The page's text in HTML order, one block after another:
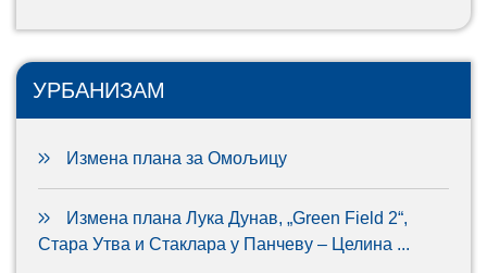
УРБАНИЗАМ
Измена плана за Омољицу
Измена плана Лука Дунав, „Green Field 2“,
Стара Утва и Стаклара у Панчеву – Целина ...